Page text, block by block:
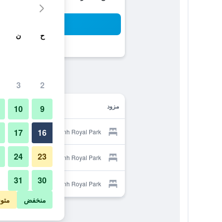
مزود
Provider for Hotel Mnh Royal Park
Provider for Hotel Mnh Royal Park
Provider for Hotel Mnh Royal Park
ح ن
2
3
9
10
16
17
23
24
30
31
منخفض